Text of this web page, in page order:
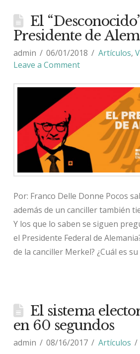
El
Presidente de
admin 06/01/2018 Artículos,
Leave a Comment
Por: Franco Delle Donne Pocos
además de un canciller también
Y los que lo saben se siguen
el Presidente Federal de
de la canciller Merkel? ¿Cuál es su
El sistema
en 60 segundos
admin 08/16/2017 Artículos